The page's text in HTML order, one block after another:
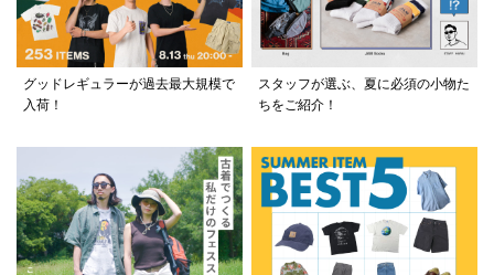
グッドレギュラーが過去最大規模で
入荷！
スタッフが選ぶ、夏に必須の小物た
ちをご紹介！